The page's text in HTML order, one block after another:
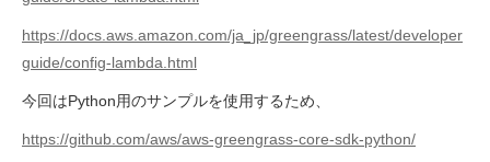
https://docs.aws.amazon.com/ja_jp/greengrass/latest/developer
guide/config-lambda.html
今回はPython用のサンプルを使用するため、
https://github.com/aws/aws-greengrass-core-sdk-python/